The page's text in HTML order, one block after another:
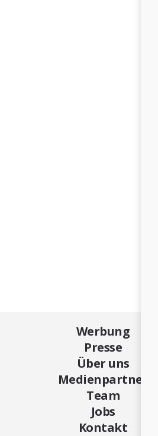
Werbung
Presse
Über uns
Medienpartner
Team
Jobs
Kontakt